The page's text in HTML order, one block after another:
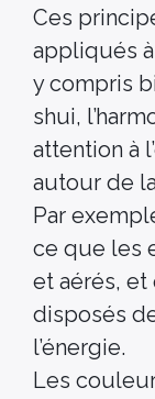
Ces
appliqués
y compris
shui,
attention à
autour de
Par
ce que les
et aérés,
disposés
l’énergie.
Les